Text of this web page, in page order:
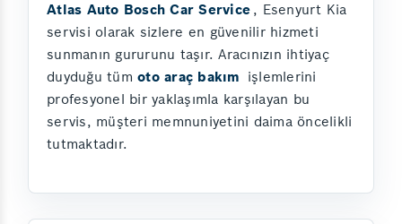
Atlas Auto Bosch Car Service , Esenyurt Kia
servisi olarak sizlere en güvenilir hizmeti
sunmanın gururunu taşır. Aracınızın ihtiyaç
duyduğu tüm oto araç bakım işlemlerini
profesyonel bir yaklaşımla karşılayan bu
servis, müşteri memnuniyetini daima öncelikli
tutmaktadır.